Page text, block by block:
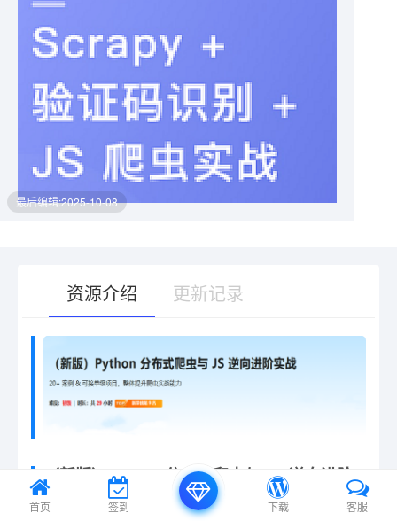
最后编辑:2025-10-08
资源介绍 更新记录
有疑问？请点击复制链接咨询！
（新版）python 分布式爬虫与 JS 逆向进阶
实战
首页 签到 下载 客服